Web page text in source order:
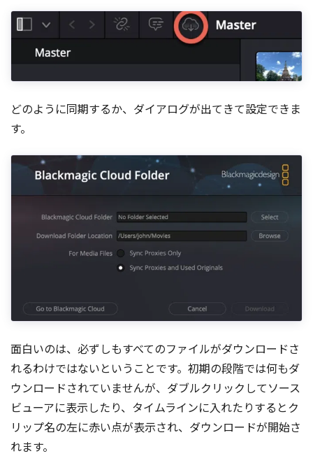
どのように同期するか、ダイアログが出てきて設定できま
す。
面白いのは、必ずしもすべてのファイルがダウンロードさ
れるわけではないということです。初期の段階では何もダ
ウンロードされていませんが、ダブルクリックしてソース
ビューアに表示したり、タイムラインに入れたりするとク
リップ名の左に赤い点が表示され、ダウンロードが開始さ
れます。